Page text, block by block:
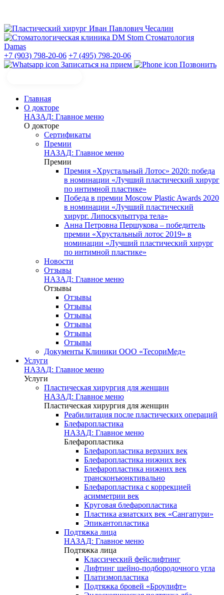
Стоматология
Damas
+7 (903) 798-20-06 +7 (495) 798-20-06
Записаться на прием
Позвонить
Главная
О докторе
НАЗАД: Главное меню
О докторе
Сертификаты
Премии
НАЗАД: Главное меню
Премии
Премия «Хрустальный Лотос» 2020: победа
в номинации «Лучший пластический хирург
по интимной пластике»
Победа в премии Moscow Plastic Awards 2020
в номинации «Лучший пластический
хирург. Липоскульптура тела»
Анна Петровна Першукова – победитель
премии «Хрустальный лотос 2019» в
номинации «Лучший пластический хирург
по интимной пластике»
Новости
Отзывы
НАЗАД: Главное меню
Отзывы
Отзывы
Отзывы
Отзывы
Отзывы
Отзывы
Отзывы
Документы Клиники ООО «ТесориМед»
Услуги
НАЗАД: Главное меню
Услуги
Пластическая хирургия для женщин
НАЗАД: Главное меню
Пластическая хирургия для женщин
Реабилитация после пластических операций
Блефаропластика
НАЗАД: Главное меню
Блефаропластика
Блефаропластика верхних век
Блефаропластика нижних век
Блефаропластика нижних век
трансконъюнктивально
Блефаропластика с коррекцией
асимметрии век
Круговая блефаропластика
Пластика азиатских век «Сангапури»
Эпикантопластика
Подтяжка лица
НАЗАД: Главное меню
Подтяжка лица
Классический фейслифтинг
Лифтинг шейно-подбородочного угла
Платизмопластика
Подтяжка бровей «Броулифт»